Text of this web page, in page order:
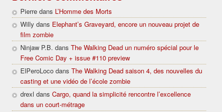
Pierre dans L’Homme des Morts
Willy dans Elephant’s Graveyard, encore un nouveau projet de
film zombie
Ninjaw P.B. dans The Walking Dead un numéro spécial pour le
Free Comic Day + issue #110 preview
ElPeroLoco dans The Walking Dead saison 4, des nouvelles du
casting et une vidéo de l’école zombie
drexl dans Cargo, quand la simplicité rencontre l’excellence
dans un court-métrage